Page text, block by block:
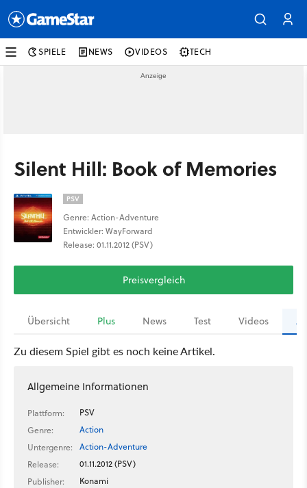
SPIELE NEWS VIDEOS TECH
Silent Hill: Book of Memories
PSV
Genre: Action-Adventure
Entwickler: WayForward
Release: 01.11.2012 (PSV)
Preisvergleich
Übersicht Plus News Test Videos
Zu diesem Spiel gibt es noch keine Artikel.
Allgemeine Informationen
Plattform:
PSV
Genre:
Action
Untergenre:
Action-Adventure
Release:
01.11.2012 (PSV)
Publisher:
Konami